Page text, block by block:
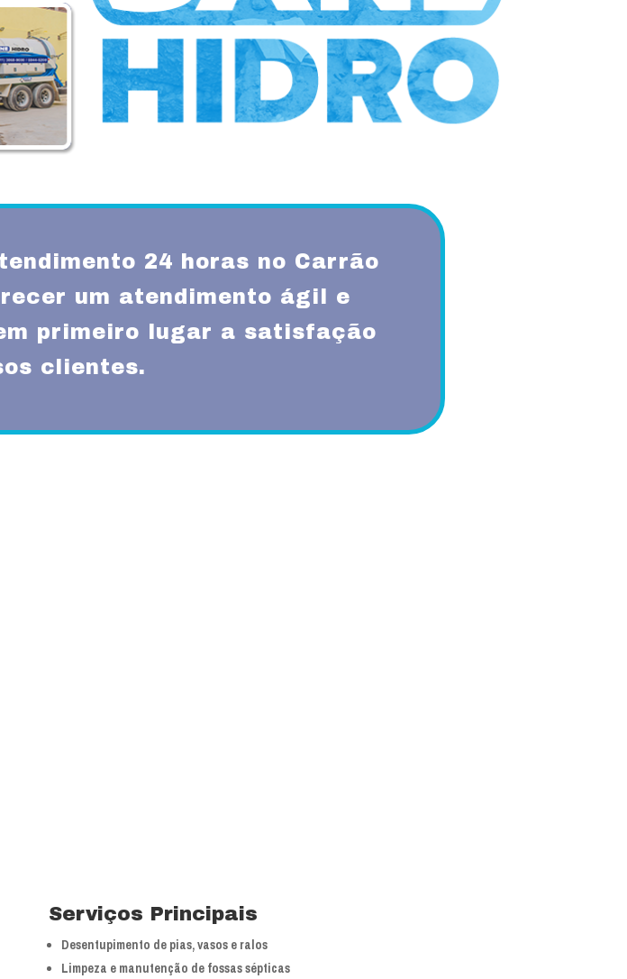
24 horas no Carrão
um atendimento ágil e
primeiro lugar a satisfação
clientes.
Serviços Principais
Desentupimento de pias, vasos e ralos
Limpeza e manutenção de fossas sépticas